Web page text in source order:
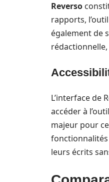
Reverso
rapports,
également de
L’interface de
accéder à
majeur pour
leurs écrits